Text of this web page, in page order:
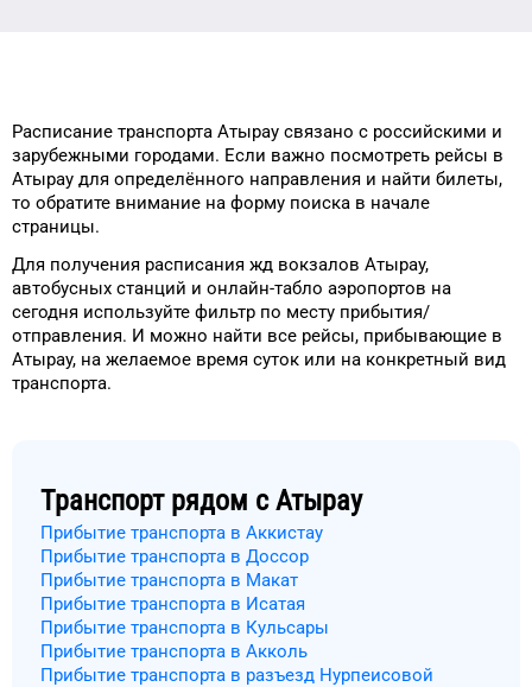
Расписание транспорта Атырау связано с российскими и
зарубежными городами. Если важно посмотреть рейсы в
Атырау для определённого направления и найти билеты,
то обратите внимание на форму поиска в начале
страницы.
Для получения расписания жд вокзалов Атырау,
автобусных станций и онлайн-табло аэропортов на
сегодня используйте фильтр по месту прибытия/
отправления. И можно найти все рейсы, прибывающие в
Атырау, на желаемое время суток или на конкретный вид
транспорта.
Транспорт рядом с Атырау
Прибытие транспорта в Аккистау
Прибытие транспорта в Доссор
Прибытие транспорта в Макат
Прибытие транспорта в Исатая
Прибытие транспорта в Кульсары
Прибытие транспорта в Акколь
Прибытие транспорта в разъезд Нурпеисовой